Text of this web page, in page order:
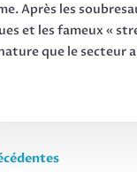
Après les
et les fameux «
que le secteur a